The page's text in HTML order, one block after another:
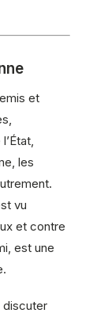
et
les
vu
et contre
est une
discuter